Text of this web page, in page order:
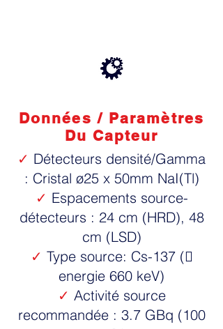
Données / Paramètres
Du Capteur
✓ Détecteurs densité/Gamma
: Cristal ø25 x 50mm NaI(Tl)
✓ Espacements source-
détecteurs : 24 cm (HRD), 48
cm (LSD)
✓ Type source: Cs-137 (
energie 660 keV)
✓ Activité source
recommandée : 3.7 GBq (100